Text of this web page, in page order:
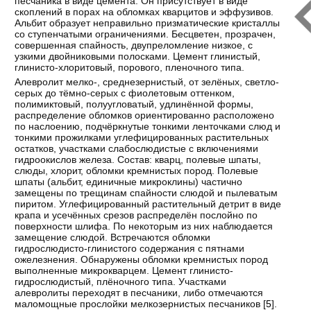
скоплений в порах на обломках кварцитов и эффузивов.
Альбит образует неправильно призматические кристаллы
со ступенчатыми ограничениями. Бесцветен, прозрачен,
совершенная спайность, двупреломление низкое, с
узкими двойниковыми полосками. Цемент глинистый,
глинисто-хлоритовый, порового, пленочного типа.
Алевролит мелко-, среднезернистый, от зелёных, светло-
серых до тёмно-серых с фиолетовым оттенком,
полимиктовый, полуугловатый, удлинённой формы,
распределение обломков ориентированно расположено
по наслоению, подчёркнутые тонкими ленточками слюд и
тонкими прожилками углефицированных растительных
остатков, участками слабослюдистые с включениями
гидроокислов железа. Состав: кварц, полевые шпаты,
слюды, хлорит, обломки кремнистых пород. Полевые
шпаты (альбит, единичные микроклины) частично
замещены по трещинам спайности слюдой и пылеватым
пиритом. Углефицированный растительный детрит в виде
крапа и усечённых срезов распределён послойно по
поверхности шлифа. По некоторым из них наблюдается
замещение слюдой. Встречаются обломки
гидрослюдисто-глинистого содержания с пятнами
ожелезнения. Обнаружены обломки кремнистых пород
выполненные микрокварцем. Цемент глинисто-
гидрослюдистый, плёночного типа. Участками
алевролиты переходят в песчаники, либо отмечаются
маломощные прослойки мелкозернистых песчаников [5].